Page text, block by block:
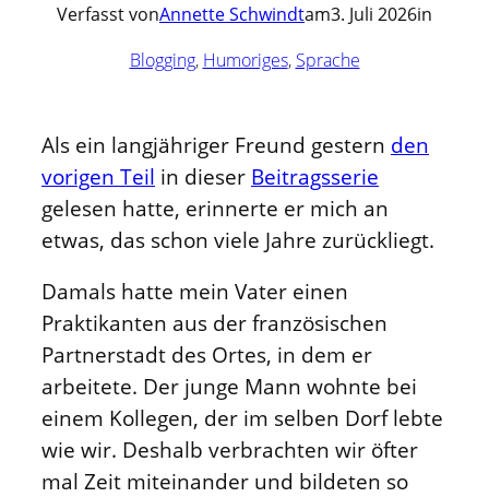
Verfasst vonAnnette Schwindtam3. Juli 2026in
Blogging, Humoriges, Sprache
Als ein langjähriger Freund gestern den
vorigen Teil in dieser Beitragsserie
gelesen hatte, erinnerte er mich an
etwas, das schon viele Jahre zurückliegt.
Damals hatte mein Vater einen
Praktikanten aus der französischen
Partnerstadt des Ortes, in dem er
arbeitete. Der junge Mann wohnte bei
einem Kollegen, der im selben Dorf lebte
wie wir. Deshalb verbrachten wir öfter
mal Zeit miteinander und bildeten so